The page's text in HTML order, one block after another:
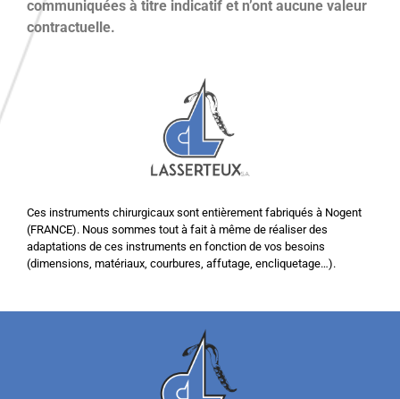
communiquées à titre indicatif et n’ont aucune valeur
contractuelle.
Ces instruments chirurgicaux sont entièrement fabriqués à Nogent
(FRANCE). Nous sommes tout à fait à même de réaliser des
adaptations de ces instruments en fonction de vos besoins
(dimensions, matériaux, courbures, affutage, encliquetage…).